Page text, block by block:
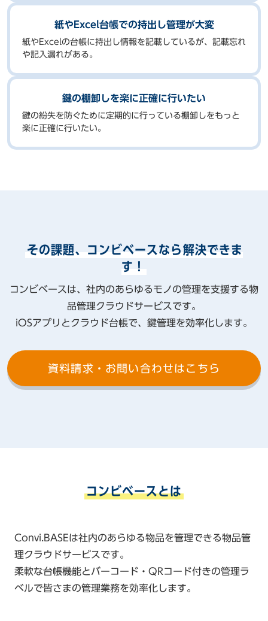
紙やExcel台帳での持出し管理が大変
紙やExcelの台帳に持出し情報を記載しているが、記載忘れ
や記入漏れがある。
鍵の棚卸しを楽に正確に行いたい
鍵の紛失を防ぐために定期的に行っている棚卸しをもっと
楽に正確に行いたい。
その課題、コンビベースなら解決できま
す！
コンビベースは、社内のあらゆるモノの管理を支援する物
品管理クラウドサービスです。
iOSアプリとクラウド台帳で、鍵管理を効率化します。
資料請求・お問い合わせはこちら
コンビベースとは
Convi.BASEは社内のあらゆる物品を管理できる物品管
理クラウドサービスです。
柔軟な台帳機能とバーコード・QRコード付きの管理ラ
ベルで皆さまの管理業務を効率化します。